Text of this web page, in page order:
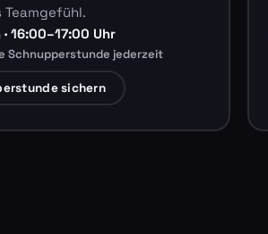
Teamgefühl.
16:00–17:00 Uhr
Schnupperstunde jederzeit
sichern